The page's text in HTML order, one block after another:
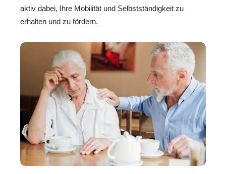
aktiv dabei, Ihre Mobilität und Selbstständigkeit zu
erhalten und zu fördern.